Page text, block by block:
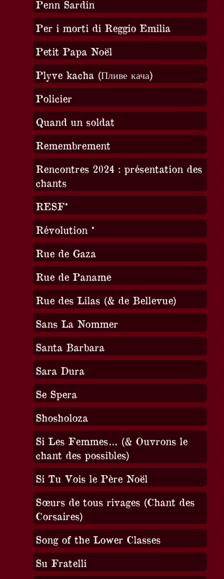
Penn Sardin
Per i morti di Reggio Emilia
Petit Papa Noël
Plyve kacha (Пливе кача)
Policier
Quand un soldat
Remembrement
Rencontres 2024 : présentation des
chants
RESF*
Révolution *
Rue de Gaza
Rue de Paname
Rue des Lilas (& de Bellevue)
Sans La Nommer
Santa Barbara
Sara Dura
Se Spera
Shosholoza
Si Les Femmes… (& Ouvrons le
chant des possibles)
Si Tu Vois le Père Noël
Sœurs de tous rivages (Chant des
Corsaires)
Song of the Lower Classes
Su Fratelli